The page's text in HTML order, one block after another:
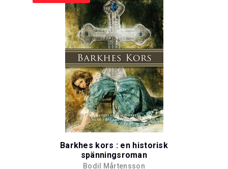
Barkhes kors : en historisk
spänningsroman
Bodil Mårtensson